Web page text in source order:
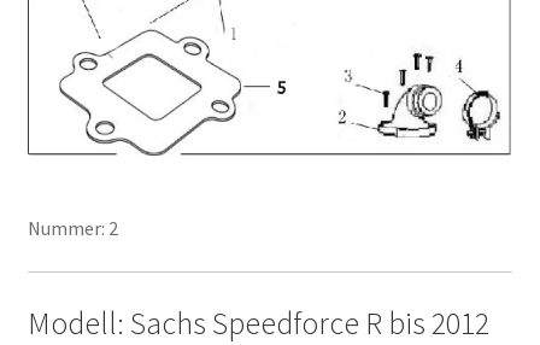
Nummer: 2
Modell: Sachs Speedforce R bis 2012